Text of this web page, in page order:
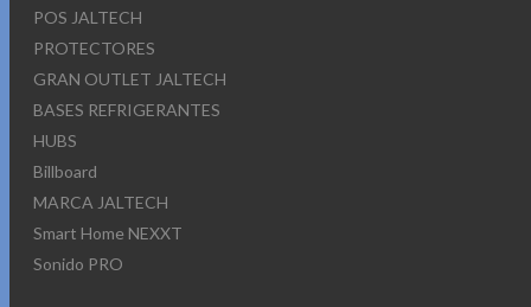
POS JALTECH
PROTECTORES
GRAN OUTLET JALTECH
BASES REFRIGERANTES
HUBS
Billboard
MARCA JALTECH
Smart Home NEXXT
Sonido PRO